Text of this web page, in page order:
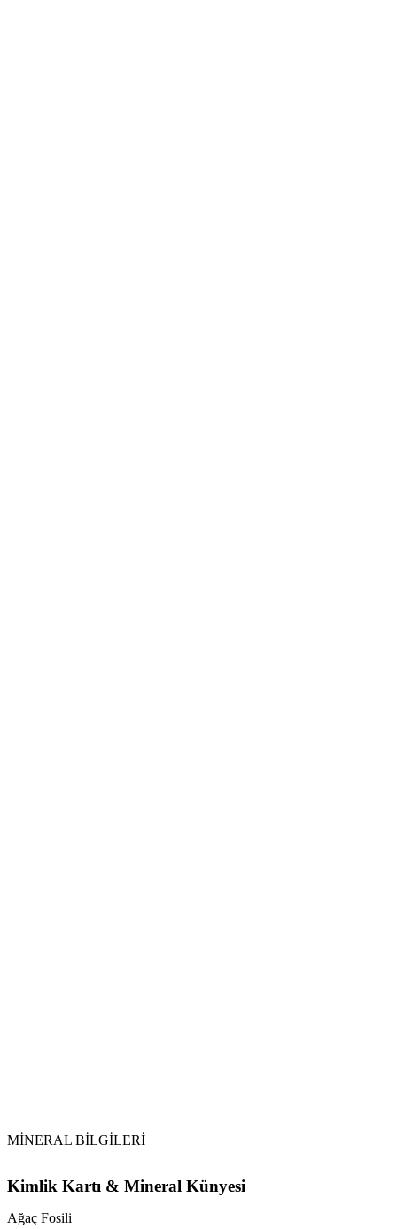
MİNERAL BİLGİLERİ
Kimlik Kartı & Mineral Künyesi
Ağaç Fosili